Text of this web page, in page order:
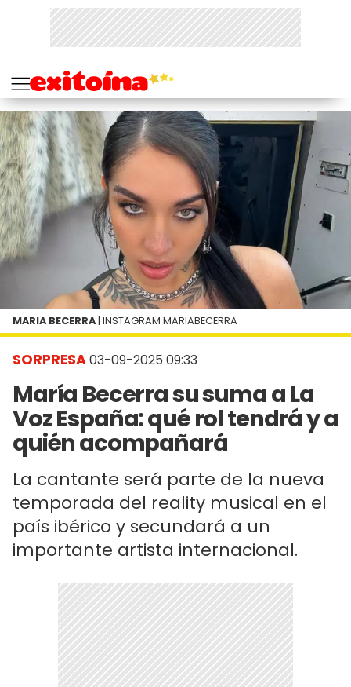
SORPRESA03-09-2025 09:33
María Becerra su suma a La
Voz España: qué rol tendrá y a
quién acompañará
La cantante será parte de la nueva
temporada del reality musical en el
país ibérico y secundará a un
importante artista internacional.
MARIA BECERRA | INSTAGRAM MARIABECERRA